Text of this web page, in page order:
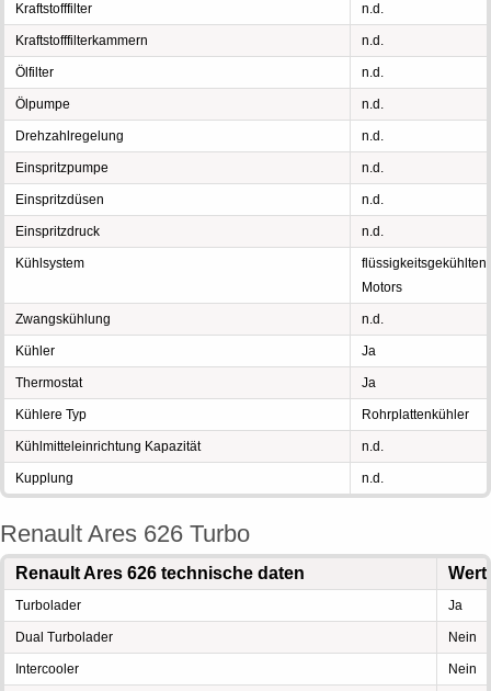
Kraftstofffilter n.d.
Kraftstofffilterkammern n.d.
Ölfilter n.d.
Ölpumpe n.d.
Drehzahlregelung n.d.
Einspritzpumpe n.d.
Einspritzdüsen n.d.
Einspritzdruck n.d.
Kühlsystem
flüssigkeitsgekühlten
Motors
Zwangskühlung n.d.
Kühler Ja
Thermostat Ja
Kühlere Typ Rohrplattenkühler
Kühlmitteleinrichtung Kapazität n.d.
Kupplung n.d.
Renault Ares 626 Turbo
Renault Ares 626 technische daten Wert
Turbolader Ja
Dual Turbolader Nein
Intercooler Nein